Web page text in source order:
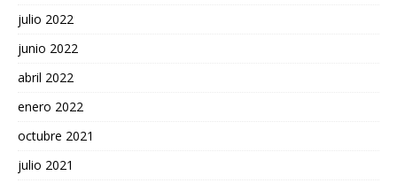
julio 2022
junio 2022
abril 2022
enero 2022
octubre 2021
julio 2021